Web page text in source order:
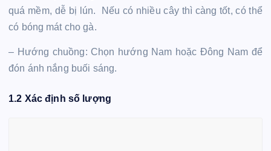
quá mềm, dễ bị lún. Nếu có nhiều cây thì càng tốt, có thể
có bóng mát cho gà.
– Hướng chuồng: Chọn hướng Nam hoặc Đông Nam để
đón ánh nắng buối sáng.
1.2 Xác định số lượng